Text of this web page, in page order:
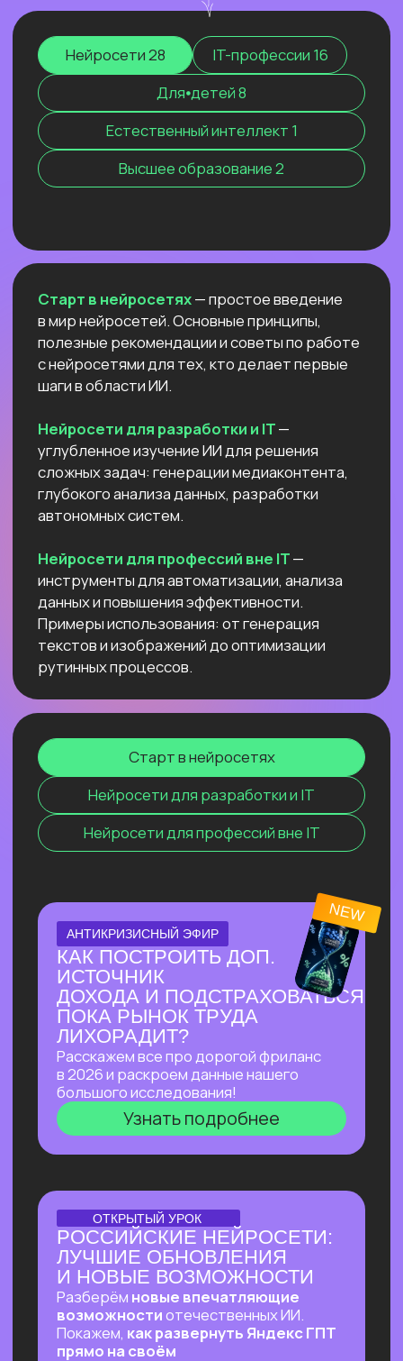
КАК ПОСТРОИТЬ ДОП.
ДОХОДА И ПОДСТРАХОВАТЬСЯ
ПОКА РЫНОК ТРУДА
ЛИХОРАДИТ?
в 2026 и раскроем данные нашего
большого исследования!
Узнать подробнее
ОТКРЫТЫЙ УРОК
РОССИЙСКИЕ НЕЙРОСЕТИ:
ЛУЧШИЕ ОБНОВЛЕНИЯ
И НОВЫЕ ВОЗМОЖНОСТИ
Разберём
возможностиотечественных ИИ.
компьютереи не переживать
о безопасности данных и плохом
интернете
Узнать подробнее
ОНЛАЙН-ПРАКТИКУМ
визуального контента с 0, без бюджета
⚡ На практике разберём, как быстро
генерировать визуал под свои задачи с
помощью Перплексити и других
нейросетей.
Узнать подробнее
НОВЫЙ ПРАКТИКУМ
ПО КИТАЙСКИМ
НЕЙРОСЕТЯМ
Покажем лучшие модели, которые
обходят лидеров рынка
Узнать подробнее
ПЕРВЫЙ ОНЛАЙН-ПРАКТИКУМ
ПО ИИ-ЭКОСИСТЕМЕ
GOOGLE В РУССКОЯЗЫЧНОМ
ПРОСТРАНСТВЕ
В прямом эфире покажем, как
автоматизировать ежедневные
процессы в гугл-таблицах
и документах, как создавать из них
полный цикл контента — от текстов
до видеопрезентаций и аудиподкастов
Узнать подробнее
ОНЛАЙН-ПРАКТИКУМ
ВАЙБ-ПРАКТИКУМ
ПО ВАЙБ-КОДИНГУ
Собираем ИИ-агента, который в режиме
реального времени разбирает почту,
отвечает на письма, уведомляет
данных и повышения эффективности.
текстов и изображений до оптимизации
рутинных процессов.
Нейросети для разработки и IT
Нейросети для профессий вне IT